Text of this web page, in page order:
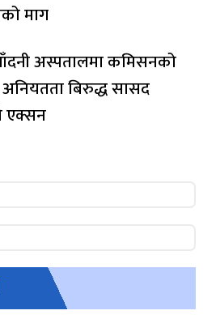
माग
अस्पतालमा कमिसनको
बिरुद्ध सासद
एक्सन